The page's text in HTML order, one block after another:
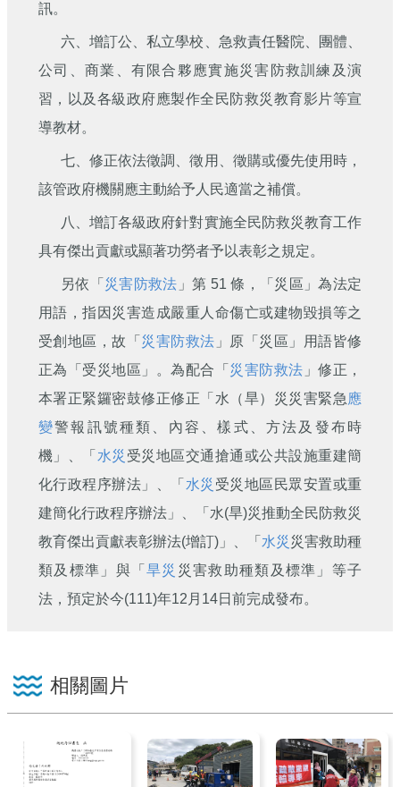
訊。
六、增訂公、私立學校、急救責任醫院、團體、
公司、商業、有限合夥應實施災害防救訓練及演
習，以及各級政府應製作全民防救災教育影片等宣
導教材。
七、修正依法徵調、徵用、徵購或優先使用時，
該管政府機關應主動給予人民適當之補償。
八、增訂各級政府針對實施全民防救災教育工作
具有傑出貢獻或顯著功勞者予以表彰之規定。
另依「 災害防救法 」第 51 條，「災區」為法定
用語，指因災害造成嚴重人命傷亡或建物毀損等之
受創地區，故「 災害防救法 」原「災區」用語皆修
正為「受災地區」。為配合「 災害防救法 」修正，
本署正緊鑼密鼓修正修正「水（旱）災災害緊急 應
變警報訊號種類、內容、樣式、方法及發布時
機」、「 水災 受災地區交通搶通或公共設施重建簡
化行政程序辦法」、「 水災 受災地區民眾安置或重
建簡化行政程序辦法」、「水(旱)災推動全民防救災
教育傑出貢獻表彰辦法(增訂)」、「 水災 災害救助種
類及標準」與「旱災 災害救助種類及標準」等子
法，預定於今(111)年12月14日前完成發布。
相關圖片